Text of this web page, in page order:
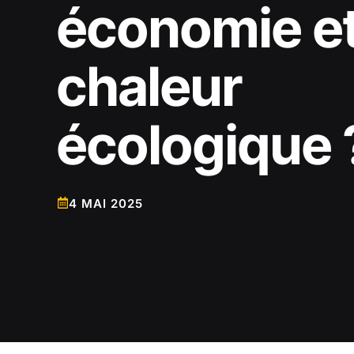
économie
chaleur
écologique
4 MAI 2025